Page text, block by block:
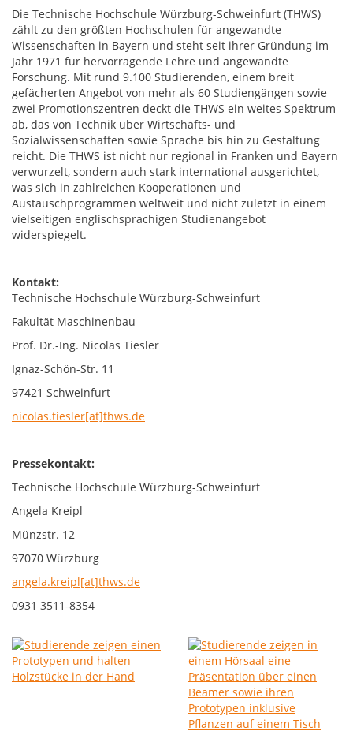
Die Technische Hochschule Würzburg-Schweinfurt (THWS)
zählt zu den größten Hochschulen für angewandte
Wissenschaften in Bayern und steht seit ihrer Gründung im
Jahr 1971 für hervorragende Lehre und angewandte
Forschung. Mit rund 9.100 Studierenden, einem breit
gefächerten Angebot von mehr als 60 Studiengängen sowie
zwei Promotionszentren deckt die THWS ein weites Spektrum
ab, das von Technik über Wirtschafts- und
Sozialwissenschaften sowie Sprache bis hin zu Gestaltung
reicht. Die THWS ist nicht nur regional in Franken und Bayern
verwurzelt, sondern auch stark international ausgerichtet,
was sich in zahlreichen Kooperationen und
Austauschprogrammen weltweit und nicht zuletzt in einem
vielseitigen englischsprachigen Studienangebot
widerspiegelt.
Kontakt:
Technische Hochschule Würzburg-Schweinfurt
Fakultät Maschinenbau
Prof. Dr.-Ing. Nicolas Tiesler
Ignaz-Schön-Str. 11
97421 Schweinfurt
nicolas.tiesler[at]thws.de
Pressekontakt:
Technische Hochschule Würzburg-Schweinfurt
Angela Kreipl
Münzstr. 12
97070 Würzburg
angela.kreipl[at]thws.de
0931 3511-8354